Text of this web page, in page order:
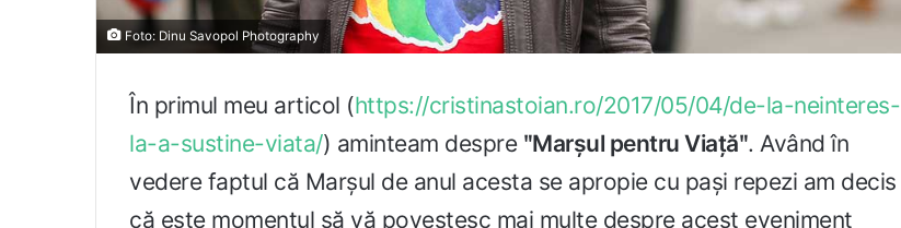
Foto: Dinu Savopol Photography
În primul meu articol (https://cristinastoian.ro/2017/05/04/de-la-neinteres-
la-a-sustine-viata/) aminteam despre ʺMarșul pentru Viațăʺ. Având în
vedere faptul că Marșul de anul acesta se apropie cu pași repezi am decis
că este momentul să vă povestesc mai multe despre acest eveniment